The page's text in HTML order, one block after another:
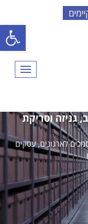
פתח
תפריט
גניזה וסריקת
לארגונים, עסקים